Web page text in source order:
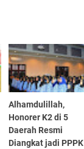
Alhamdulillah,
Honorer K2 di 5
Daerah Resmi
Diangkat jadi PPPK